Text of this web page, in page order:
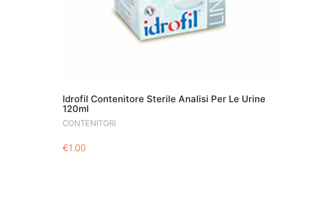
Idrofil Contenitore Sterile Analisi Per Le Urine
120ml
CONTENITORI
€1.00